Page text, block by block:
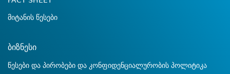
მიტანის წესები
ბიზნესი
წესები და პირობები და კონფიდენციალურობის პოლიტიკა